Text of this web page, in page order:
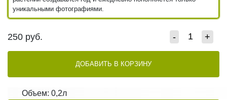
уникальными фотографиями.
250 руб. - +
ДОБАВИТЬ В КОРЗИНУ
Объем: 0,2л